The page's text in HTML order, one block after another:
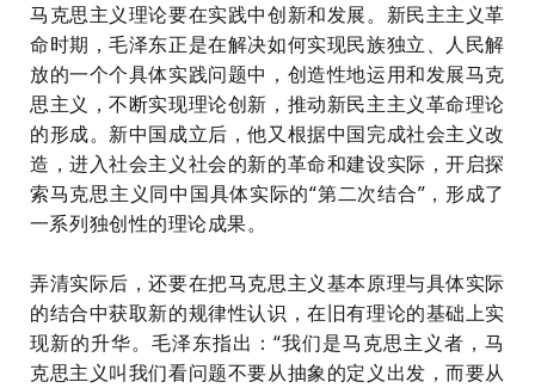
马克思主义理论要在实践中创新和发展。新民主主义革
命时期，毛泽东正是在解决如何实现民族独立、人民解
放的一个个具体实践问题中，创造性地运用和发展马克
思主义，不断实现理论创新，推动新民主主义革命理论
的形成。新中国成立后，他又根据中国完成社会主义改
造，进入社会主义社会的新的革命和建设实际，开启探
索马克思主义同中国具体实际的“第二次结合”，形成了
一系列独创性的理论成果。
弄清实际后，还要在把马克思主义基本原理与具体实际
的结合中获取新的规律性认识，在旧有理论的基础上实
现新的升华。毛泽东指出：“我们是马克思主义者，马
克思主义叫我们看问题不要从抽象的定义出发，而要从